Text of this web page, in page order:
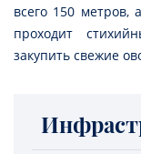
всего 150 метров,
проходит
закупить свежие